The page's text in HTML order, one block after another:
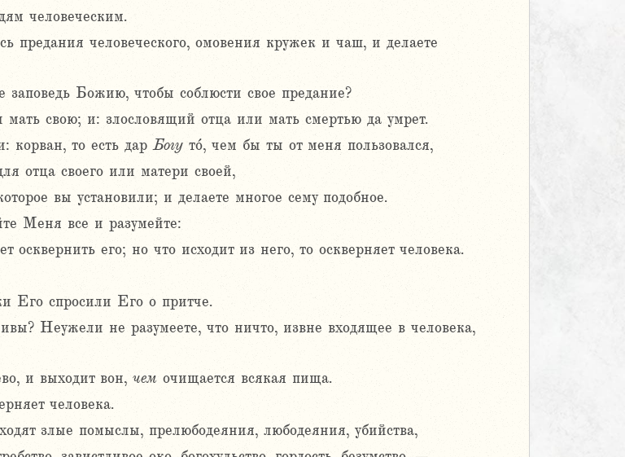
человеческим.
предания человеческого, омовения кружек и чаш, и делаете
заповедь Божию, чтобы соблюсти свое предание?
свою; и: злословящий отца или мать смертью да умрет.
корван, то есть дарБогу то́, чем бы ты от меня пользовался,
отца своего или матери своей,
вы установили; и делаете многое сему подобное.
Меня все и разумейте:
осквернить его; но что исходит из него, то оскверняет человека.
Его спросили Его о притче.
Неужели не разумеете, что ничто, извне входящее в человека,
и выходит вон, чем очищается всякая пища.
человека.
злые помыслы, прелюбодеяния, любодеяния, убийства,